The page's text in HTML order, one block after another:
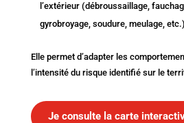
l’extérieur (débroussaillage,
gyrobroyage, soudure, meulage,
Elle permet d’adapter les
l’intensité du risque identifié sur le
Je consulte la carte